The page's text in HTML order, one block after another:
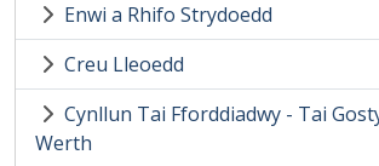
Enwi a Rhifo Strydoedd
Creu Lleoedd
Cynllun Tai Fforddiadwy - Tai
Werth